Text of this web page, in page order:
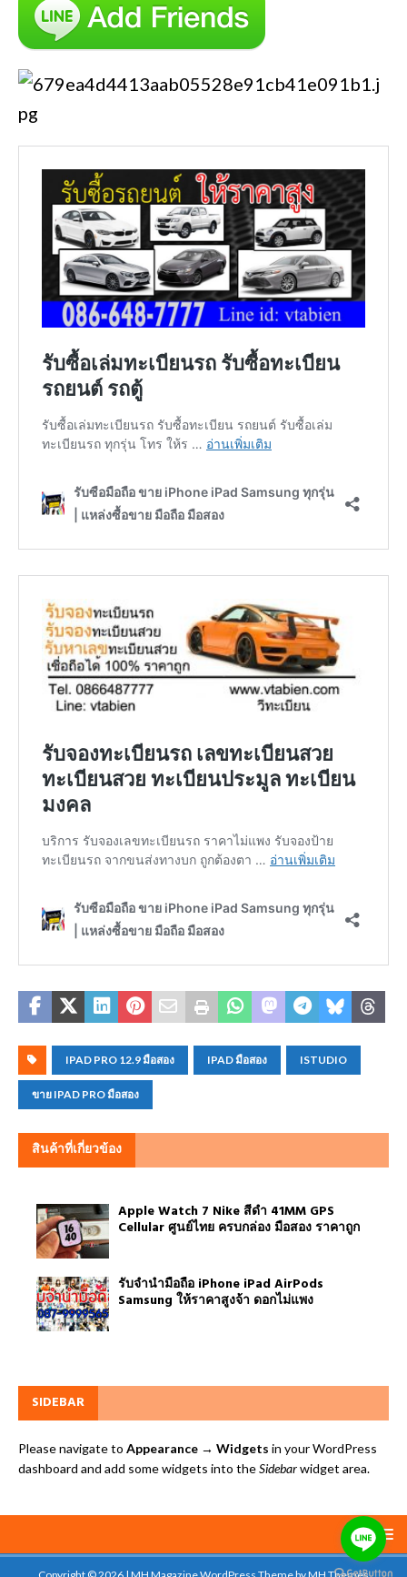
IPAD PRO 12.9 มือสอง IPAD มือสอง ISTUDIO
ขาย IPAD PRO มือสอง
สินค้าที่เกี่ยวข้อง
Apple Watch 7 Nike สีดำ 41MM GPS
Cellular ศูนย์ไทย ครบกล่อง มือสอง ราคาถูก
รับจำนำมือถือ iPhone iPad AirPods
Samsung ให้ราคาสูงจ้า ดอกไม่แพง
SIDEBAR
Please navigate to Appearance → Widgets in your WordPress
dashboard and add some widgets into theSidebarwidget area.